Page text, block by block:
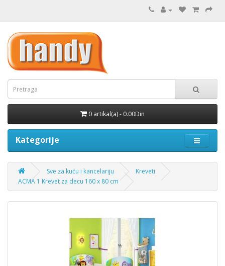
0 artikal(a) - 0.00Din
Kategorije
Sve za kuću i kancelariju
Kreveti
ACMA 1 Krevet za decu 160 x 80 cm